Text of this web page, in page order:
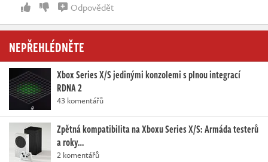
Odpovědět
NEPŘEHLÉDNĚTE
Xbox Series X/S jedinými konzolemi s plnou integrací
RDNA 2
43 komentářů
Zpětná kompatibilita na Xboxu Series X/S: Armáda testerů
a roky…
2 komentářů